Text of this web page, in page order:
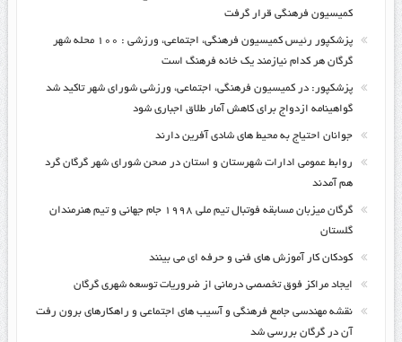
کمیسیون فرهنگی قرار گرفت
پزشکپور رئیس کمیسیون فرهنگی، اجتماعی، ورزشی : ۱۰۰ محله شهر
گرگان هر کدام نیازمند یک خانه فرهنگ است
پزشکپور: در کمیسیون فرهنگی، اجتماعی، ورزشی شورای شهر تاکید شد
گواهینامه ازدواج برای کاهش آمار طلاق اجباری شود
جوانان احتیاج به محیط های شادی آفرین دارند
روابط عمومی ادارات شهرستان و استان در صحن شورای شهر گرگان گرد
هم آمدند
گرگان میزبان مسابقه فوتبال تیم ملی ۱۹۹۸ جام جهانی و تیم هنرمندان
گلستان
کودکان کار آموزش های فنی و حرفه ای می بینند
ایجاد مراکز فوق تخصصی درمانی از ضروریات توسعه شهری گرگان
نقشه مهندسی جامع فرهنگی و آسیب های اجتماعی و راهکارهای برون رفت
آن در گرگان بررسی شد